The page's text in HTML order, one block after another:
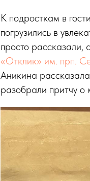
К подросткам в
погрузились в
просто рассказали,
«Отклик» им. прп.
Аникина
разобрали притчу